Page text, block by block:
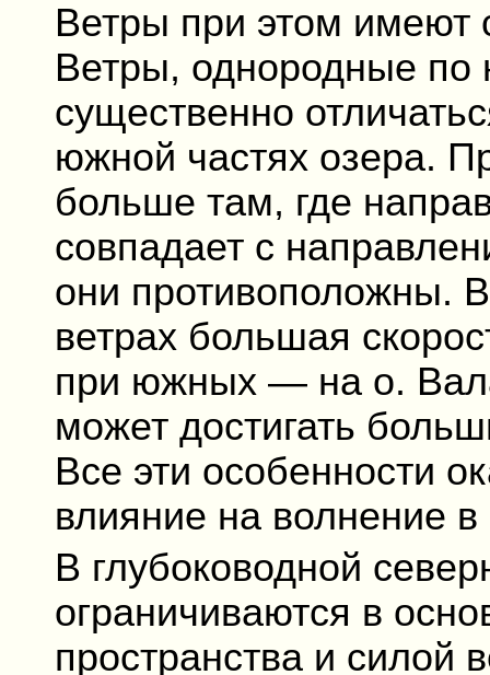
Ветры при этом имеют
Ветры, однородные по
существенно
южной частях озера.
больше там, где
совпадает с
они противоположны.
ветрах большая
при южных — на о.
может достигать
Все эти особенности
влияние на волнение
В глубоководной
ограничиваются в
пространства и силой